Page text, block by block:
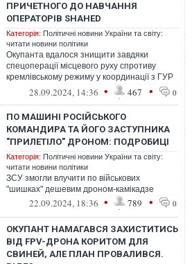
ПРИЧЕТНОГО ДО НАВЧАННЯ
ОПЕРАТОРІВ SHAHED
Категорія: Політичні новини України та світу:
читати новини політики
Окупанта вдалося знищити завдяки
спецоперації місцевого руху спротиву
кремлівському режиму у координації з ГУР
Міноборони
28.09.2024, 14:36 • 467 • 0
ПО МАШИНІ РОСІЙСЬКОГО
КОМАНДИРА ТА ЙОГО ЗАСТУПНИКА
"ПРИЛЕТІЛО" ДРОНОМ: ПОДРОБИЦІ
Категорія: Політичні новини України та світу:
читати новини політики
ЗСУ змогли влучити по військових
"шишках" дешевим дроном-камікадзе
22.09.2024, 18:36 • 789 • 0
ОКУПАНТ НАМАГАВСЯ ЗАХИСТИТИСЬ
ВІД FPV-ДРОНА КОРИТОМ ДЛЯ
СВИНЕЙ, АЛЕ ПЛАН ПРОВАЛИВСЯ.